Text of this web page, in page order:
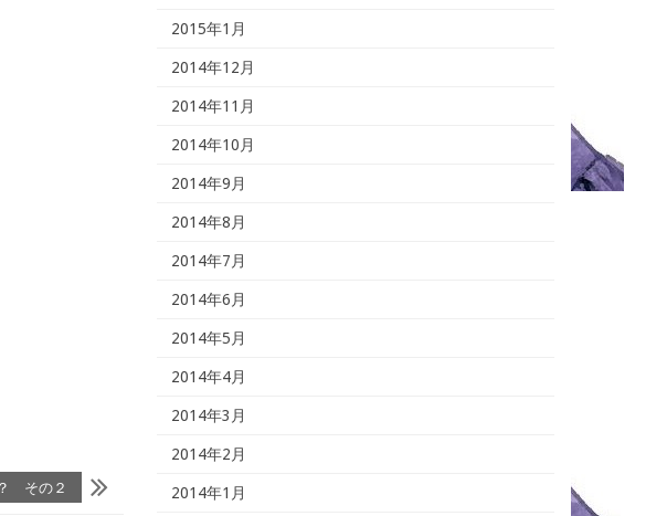
その２
2015年1月
2014年12月
2014年11月
2014年10月
2014年9月
2014年8月
2014年7月
2014年6月
2014年5月
2014年4月
2014年3月
2014年2月
2014年1月